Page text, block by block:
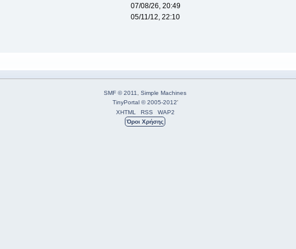
07/08/26, 20:49
05/11/12, 22:10
SMF © 2011, Simple Machines
TinyPortal © 2005-2012'
XHTML
RSS
WAP2
Όροι Χρήσης